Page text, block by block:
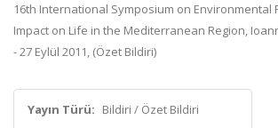
16th International Symposium on Environmental
Impact on Life in the Mediterranean Region,
- 27 Eylül 2011, (Özet Bildiri)
Yayın Türü: Bildiri / Özet Bildiri